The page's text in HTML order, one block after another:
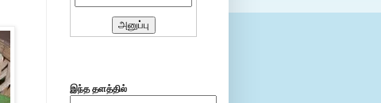
இந்த தளத்தில்